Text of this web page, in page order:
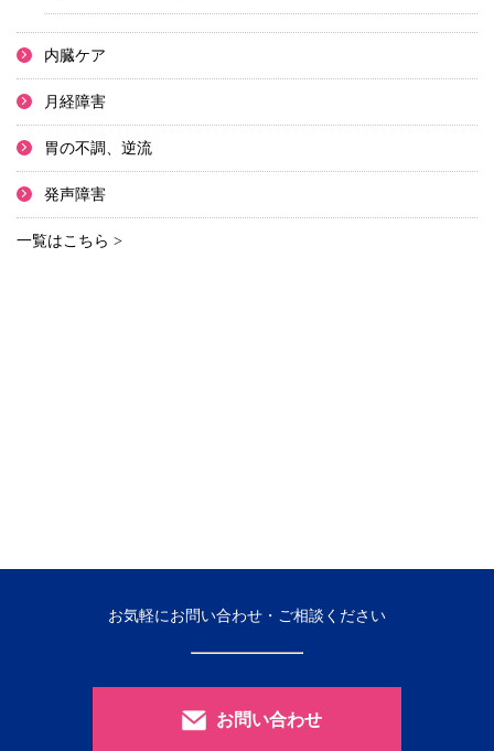
内臓ケア
月経障害
胃の不調、逆流
発声障害
一覧はこちら >
お気軽にお問い合わせ・ご相談ください
お問い合わせ